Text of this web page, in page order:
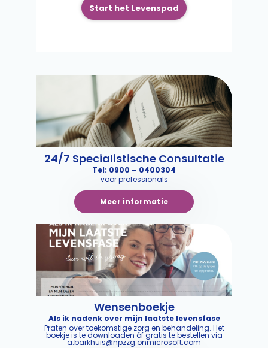
Start het Levenspad
24/7 Specialistische Consultatie
Tel: 0900 – 0400304
voor professionals
Meer informatie
Wensenboekje
Als ik nadenk over mijn laatste levensfase
Praten over toekomstige zorg en behandeling. Het
boekje is te downloaden óf gratis te bestellen via
a.barkhuis@npzzg.onmicrosoft.com